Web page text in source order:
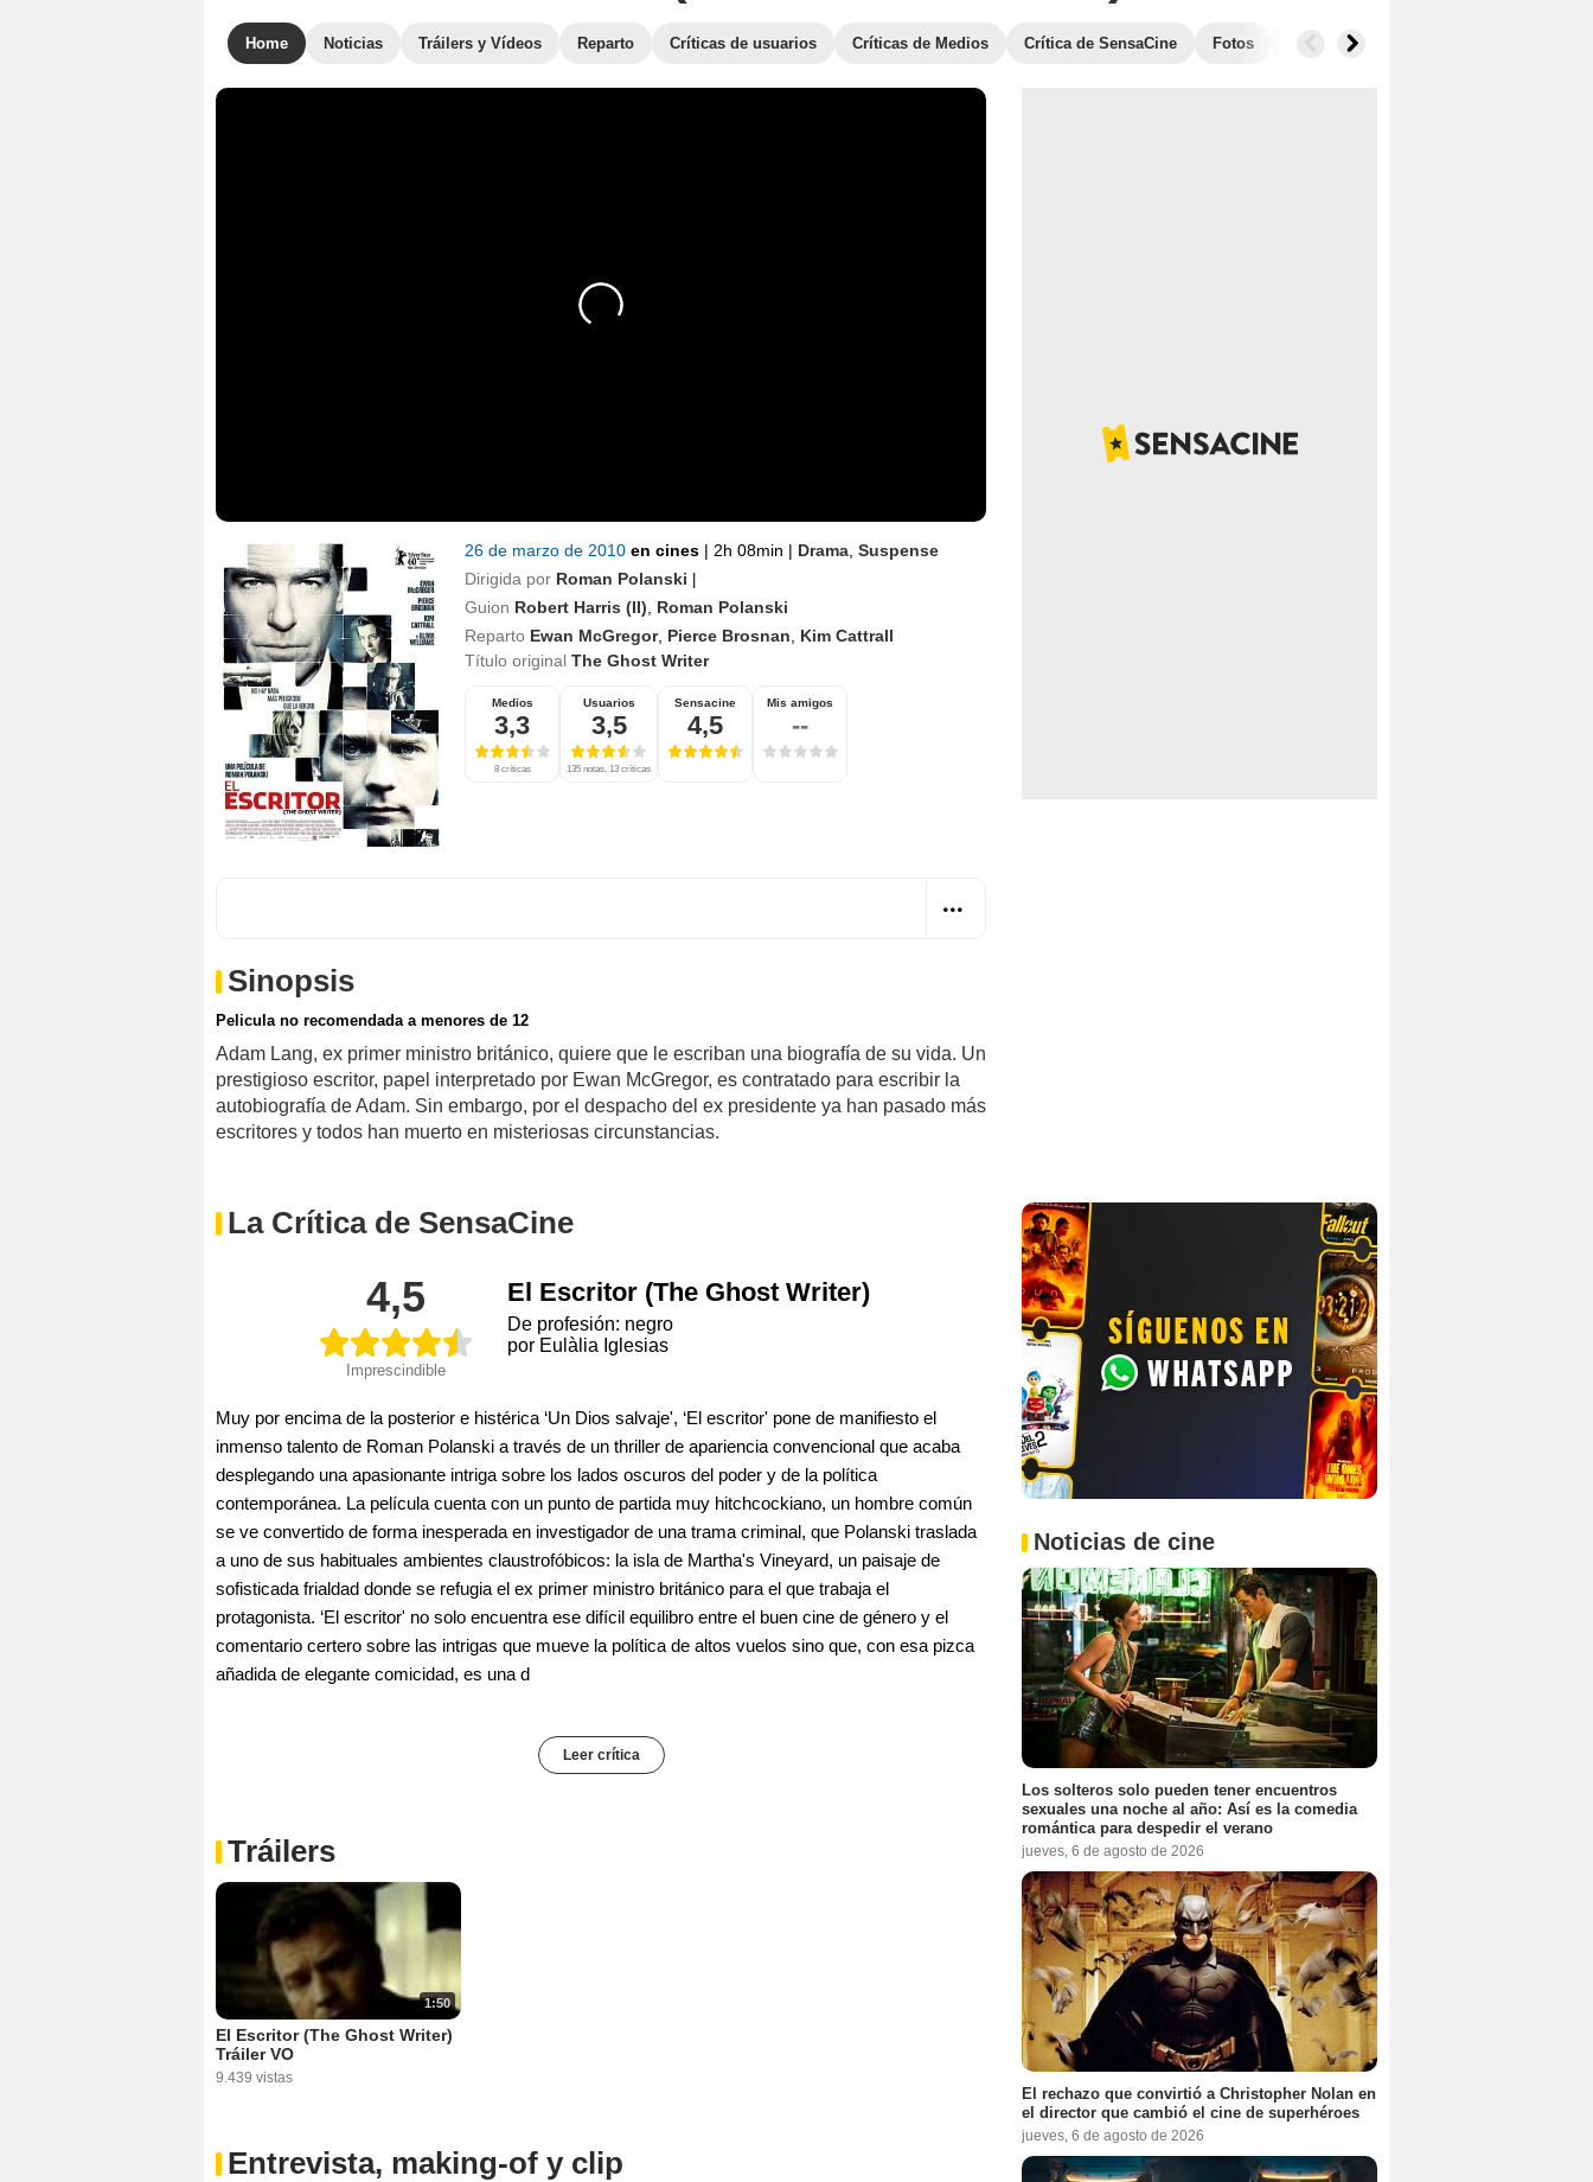
Home Noticias Tráilers y Vídeos Reparto Críticas de usuarios Críticas de Medios Crítica de SensaCine Fotos Banda sonora
26 de marzo de 2010 en cines | 2h 08min | Drama Suspense
Dirigida por Roman Polanski |
Guion Robert Harris (II)
Roman Polanski
Reparto Ewan McGregor, Pierce Brosnan
Kim Cattrall
Título original The Ghost Writer
Medios
3,3
8 críticas
Usuarios
3,5
135 notas, 13 críticas
Sensacine
4,5
Mis amigos
--
Sinopsis
Pelicula no recomendada a menores de 12
Adam Lang, ex primer ministro británico, quiere que le escriban una biografía de su vida. Un
prestigioso escritor, papel interpretado por Ewan McGregor, es contratado para escribir la
autobiografía de Adam. Sin embargo, por el despacho del ex presidente ya han pasado más
escritores y todos han muerto en misteriosas circunstancias.
La Crítica de SensaCine
4,5
Imprescindible
El Escritor (The Ghost Writer)
De profesión: negro
por Eulàlia Iglesias
Muy por encima de la posterior e histérica ‘Un Dios salvaje', ‘El escritor' pone de manifiesto el
inmenso talento de Roman Polanski a través de un thriller de apariencia convencional que acaba
desplegando una apasionante intriga sobre los lados oscuros del poder y de la política
contemporánea. La película cuenta con un punto de partida muy hitchcockiano, un hombre común
se ve convertido de forma inesperada en investigador de una trama criminal, que Polanski traslada
a uno de sus habituales ambientes claustrofóbicos: la isla de Martha's Vineyard, un paisaje de
sofisticada frialdad donde se refugia el ex primer ministro británico para el que trabaja el
protagonista. ‘El escritor' no solo encuentra ese difícil equilibro entre el buen cine de género y el
comentario certero sobre las intrigas que mueve la política de altos vuelos sino que, con esa pizca
añadida de elegante comicidad, es una d
Leer crítica
Tráilers
1:50
El Escritor (The Ghost Writer)
Tráiler VO
9.439 vistas
Entrevista, making-of y clip
Noticias de cine
Los solteros solo pueden tener encuentros
sexuales una noche al año: Así es la comedia
romántica para despedir el verano
jueves, 6 de agosto de 2026
El rechazo que convirtió a Christopher Nolan en
el director que cambió el cine de superhéroes
jueves, 6 de agosto de 2026